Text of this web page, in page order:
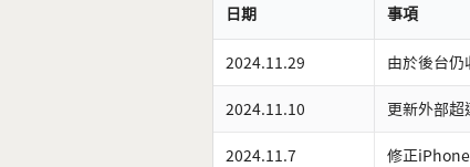
日期
事項
2024.11.29 由於後台仍
2024.11.10 更新外部超
2024.11.7 修正